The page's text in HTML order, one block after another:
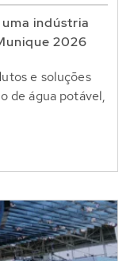
indústria
2026
e soluções
de água potável,